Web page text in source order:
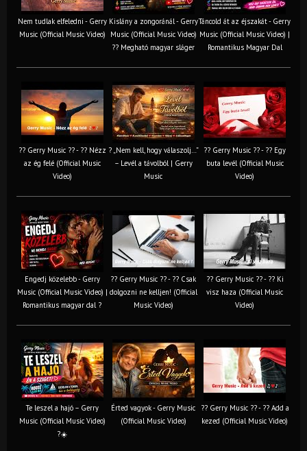
Nem tudlak elfeledni - Gerry
Music (Official Music Video)
Kislány a zongoránál - Gerry
Music (Official Music Video)
?? Megható magyar sláger
Táncold át az éjszakát - Gerry
Music (Official Music Video) |
Romantikus Magyar Dal
?? Gerry Music ?? - ?? Nézz
az ég felé (Official Music
Video)
? „Nem kell, hogy válaszolj…”
– Levél a távolból | Gerry
Music
?? Gerry Music ?? - ?? Egy
buta levél (Official Music
Video)
Engedj közelebb - Gerry
Music (Official Music Video) |
Romantikus magyar dal ?
?? Gerry Music ?? - ?? Csak
dolgozni ne kelljen! (Official
Music Video)
?? Gerry Music ?? - ?? Ki
visz haza (Official Music
Video)
Te leszel a hajó – Gerry
Music (Official Music Video)
?☀️
Érted vagyok - Gerry Music
(Official Music Video)
?? Gerry Music ?? - ?? Add a
kezed (Official Music Video)